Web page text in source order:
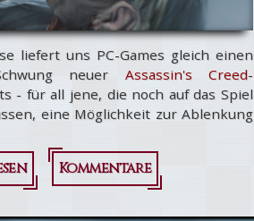
liefert uns PC-Games gleich einen
neuer Assassin's Creed-
- für all jene, die noch auf das Spiel
eine Möglichkeit zur Ablenkung
über
Kommentare